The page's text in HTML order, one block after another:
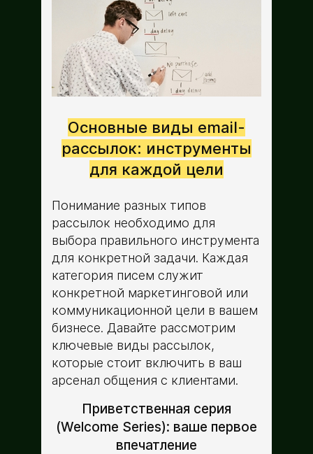
Основные виды email-
рассылок: инструменты
для каждой цели
Понимание разных типов
рассылок необходимо для
выбора правильного инструмента
для конкретной задачи. Каждая
категория писем служит
конкретной маркетинговой или
коммуникационной цели в вашем
бизнесе. Давайте рассмотрим
ключевые виды рассылок,
которые стоит включить в ваш
арсенал общения с клиентами.
Приветственная серия
(Welcome Series): ваше первое
впечатление